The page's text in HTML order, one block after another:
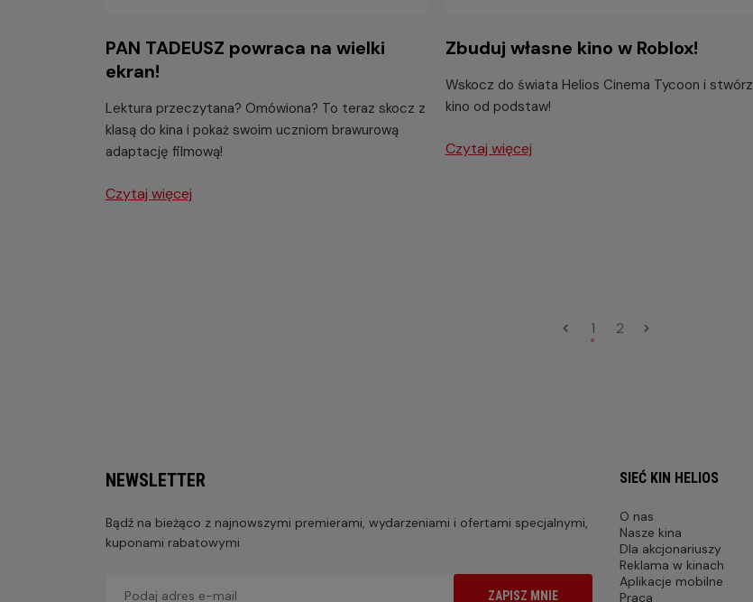
PAN TADEUSZ powraca na wielki
ekran!
Lektura przeczytana? Omówiona? To teraz skocz z
klasą do kina i pokaż swoim uczniom brawurową
adaptację filmową!
Czytaj więcej
Zbuduj własne kino w Roblox!
Wskocz do świata Helios Cinema Tycoon i stwórz
kino od podstaw!
Czytaj więcej
1 2
NEWSLETTER
Bądź na bieżąco z najnowszymi premierami, wydarzeniami i ofertami specjalnymi,
kuponami rabatowymi
ZAPISZ MNIE
SIEĆ KIN HELIOS
O nas
Nasze kina
Dla akcjonariuszy
Reklama w kinach
Aplikacje mobilne
Praca